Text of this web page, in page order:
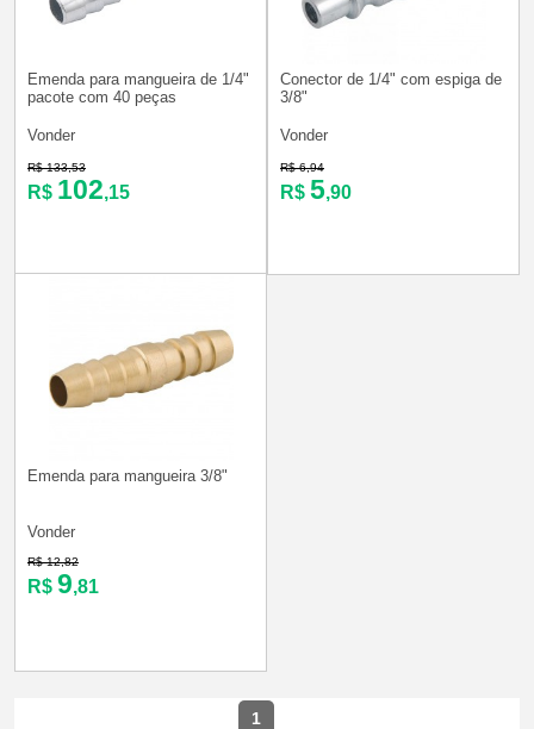
Emenda para mangueira de 1/4"
pacote com 40 peças
Vonder
R$ 133,53
R$ 102,15
Conector de 1/4" com espiga de
3/8"
Vonder
R$ 6,94
R$ 5,90
Emenda para mangueira 3/8"
Vonder
R$ 12,82
R$ 9,81
1